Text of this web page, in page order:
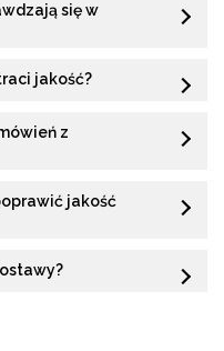
się w
jakość?
z
jakość